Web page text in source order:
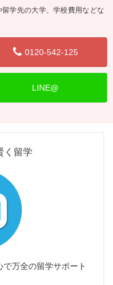
学先の大学、学校費用などな
0120-542-125
LINE@
く留学
万全の留学サポート